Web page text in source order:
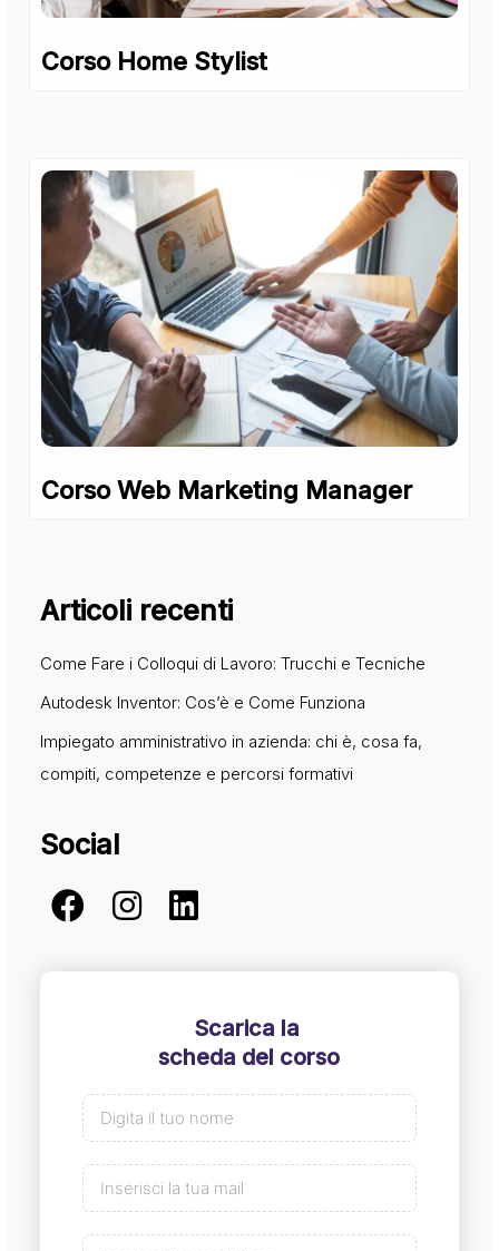
Corso Home Stylist
Corso Web Marketing Manager
Articoli recenti
Come Fare i Colloqui di Lavoro: Trucchi e Tecniche
Autodesk Inventor: Cos’è e Come Funziona
Impiegato amministrativo in azienda: chi è, cosa fa,
compiti, competenze e percorsi formativi
Social
Scarica la
scheda del corso